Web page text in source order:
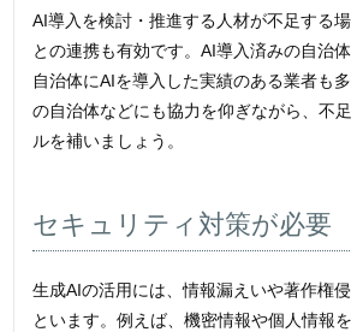
AI導入を検討・推進する人材が不足する
との連携も有効です。AI導入済みの自治
自治体にAIを導入した実績のある業者も
の自治体などにも協力を仰ぎながら、不
ルを補いましょう。
セキュリティ対策が必要
生成AIの活用には、情報漏えいや著作権
といます。例えば、機密情報や個人情報